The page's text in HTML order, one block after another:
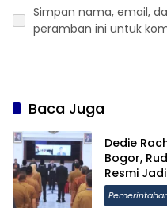
Simpan nama, email,
peramban ini untuk
Baca Juga
Dedie
Bogor,
Resmi